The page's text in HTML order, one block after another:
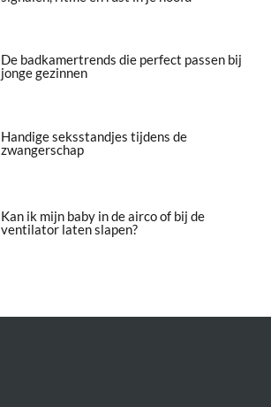
De badkamertrends die perfect passen bij
jonge gezinnen
Handige seksstandjes tijdens de
zwangerschap
Kan ik mijn baby in de airco of bij de
ventilator laten slapen?